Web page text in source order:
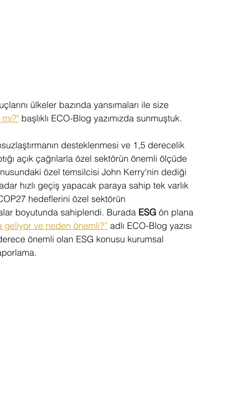
ülkeler bazında yansımaları ile size
başlıklı ECO-Blog yazımızda sunmuştuk.
desteklenmesi ve 1,5 derecelik
açık çağrılarla özel sektörün önemli ölçüde
özel temsilcisi John Kerry'nin dediği
hızlı geçiş yapacak paraya sahip tek varlık
hedeflerini özel sektörün
boyutunda sahiplendi. Burada ESG ön plana
geliyor ve neden önemli?” adlı ECO-Blog yazısı
önemli olan ESG konusu kurumsal